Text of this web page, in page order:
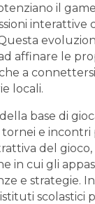
il
interattive
affinare le
a
locali.
base di
tornei e
del gioco,
in cui gli
e strategie.
scolastici